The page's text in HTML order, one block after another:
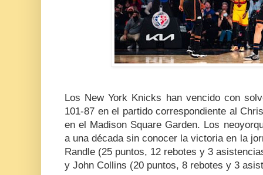
Los New York Knicks han vencido con
101-87 en el partido correspondiente al
en el Madison Square Garden. Los
a una década sin conocer la victoria en la
Randle (25 puntos, 12 rebotes y 3
y John Collins (20 puntos, 8 rebotes y 3